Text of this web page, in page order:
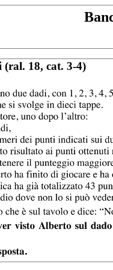
18, cat. 3-4)